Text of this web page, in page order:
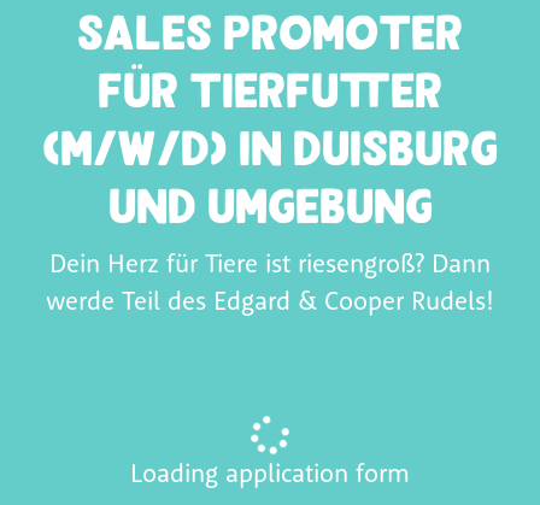
Sales Promoter
für Tierfutter
(m/w/d) in Duisburg
und Umgebung
Dein Herz für Tiere ist riesengroß? Dann
werde Teil des Edgard & Cooper Rudels!
Loading application form